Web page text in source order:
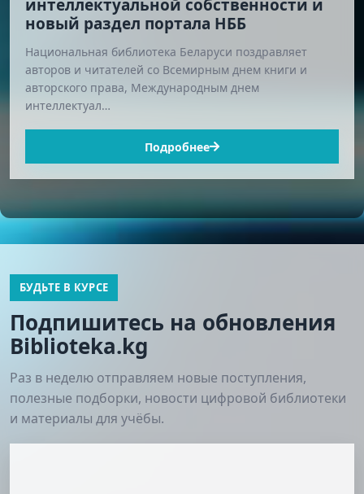
интеллектуальной собственности и
новый раздел портала НББ
Национальная библиотека Беларуси поздравляет
авторов и читателей со Всемирным днем книги и
авторского права, Международным днем
интеллектуал…
Подробнее
БУДЬТЕ В КУРСЕ
Подпишитесь на обновления
Biblioteka.kg
Раз в неделю отправляем новые поступления,
полезные подборки, новости цифровой библиотеки
и материалы для учёбы.